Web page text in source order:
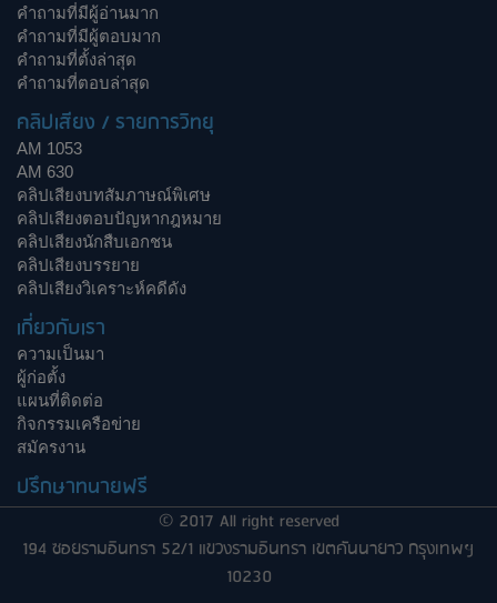
คำถามที่มีผู้อ่านมาก
คำถามที่มีผู้ตอบมาก
คำถามที่ตั้งล่าสุด
คำถามที่ตอบล่าสุด
คลิปเสียง / รายการวิทยุ
AM 1053
AM 630
คลิปเสียงบทสัมภาษณ์พิเศษ
คลิปเสียงตอบปัญหากฎหมาย
คลิปเสียงนักสืบเอกชน
คลิปเสียงบรรยาย
คลิปเสียงวิเคราะห์คดีดัง
เกี่ยวกับเรา
ความเป็นมา
ผู้ก่อตั้ง
แผนที่ติดต่อ
กิจกรรมเครือข่าย
สมัครงาน
ปรึกษาทนายฟรี
© 2017 All right reserved
194 ซอยรามอินทรา 52/1 แขวงรามอินทรา เขตคันนายาว กรุงเทพฯ
10230